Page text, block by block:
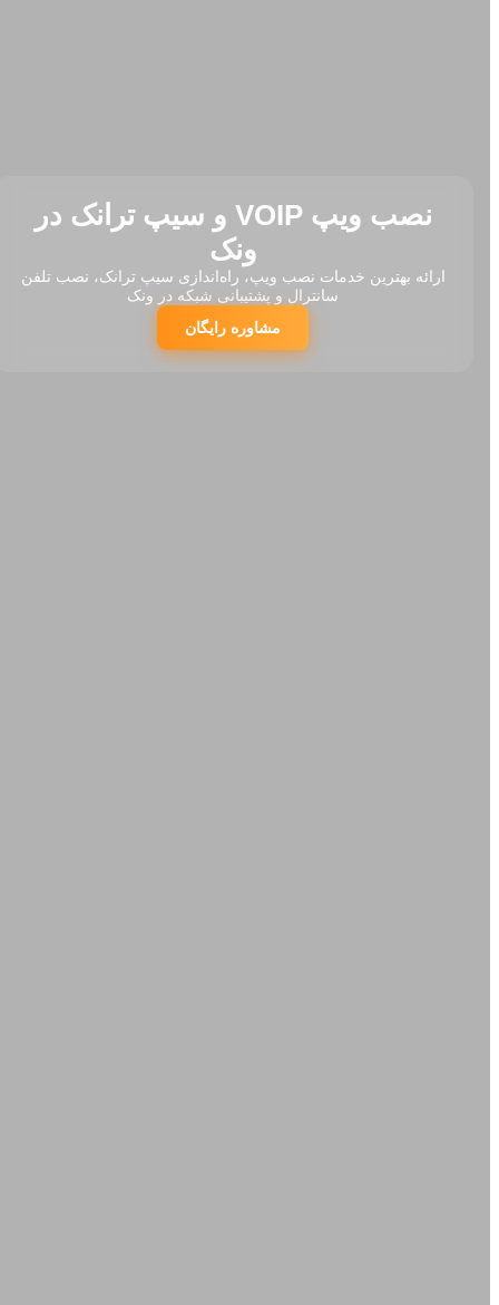
نصب ویپ VOIP و سیپ ترانک در
ونک
ارائه بهترین خدمات نصب ویپ، راه‌اندازی سیپ ترانک، نصب تلفن
سانترال و پشتیبانی شبکه در ونک
مشاوره رایگان